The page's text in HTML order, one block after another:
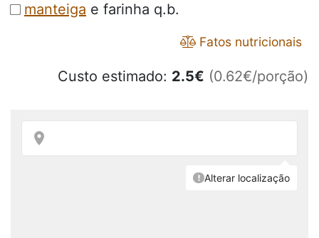
manteiga e farinha q.b.
Fatos nutricionais
Custo estimado: 2.5€ (0.62€/porção)